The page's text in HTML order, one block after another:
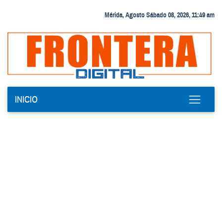
Mérida, Agosto Sábado 08, 2026, 11:49 am
INICIO